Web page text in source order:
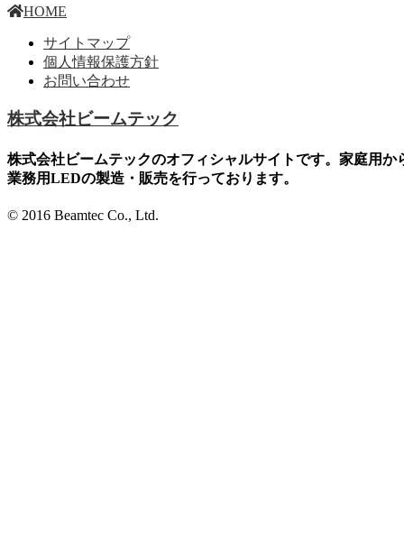
HOME
サイトマップ
個人情報保護方針
お問い合わせ
株式会社ビームテック
株式会社ビームテックのオフィシャルサイトです。家庭用か
業務用LEDの製造・販売を行っております。
© 2016 Beamtec Co., Ltd.